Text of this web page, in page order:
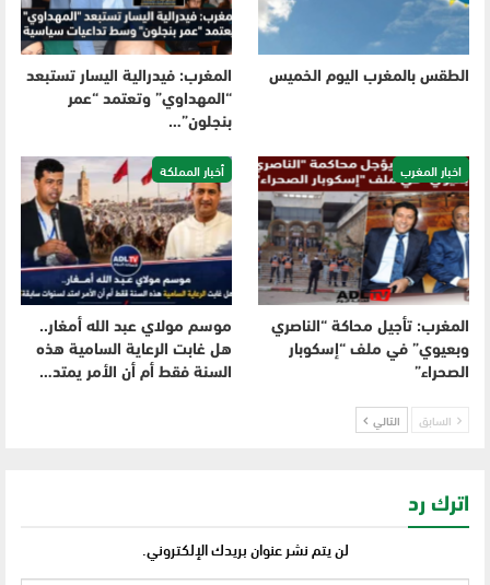
الطقس بالمغرب اليوم الخميس
المغرب: فيدرالية اليسار تستبعد
“المهداوي” وتعتمد “عمر
بنجلون”…
اخبار المغرب
المغرب: تأجيل محاكة “الناصري
وبعيوي” في ملف “إسكوبار
الصحراء”
أخبار المملكة
موسم مولاي عبد الله أمغار..
هل غابت الرعاية السامية هذه
السنة فقط أم أن الأمر يمتد…
السابق التالي
اترك رد
لن يتم نشر عنوان بريدك الإلكتروني.